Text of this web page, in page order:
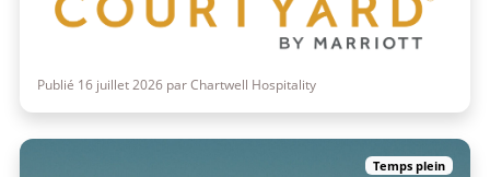
Publié 16 juillet 2026 par Chartwell Hospitality
Temps plein